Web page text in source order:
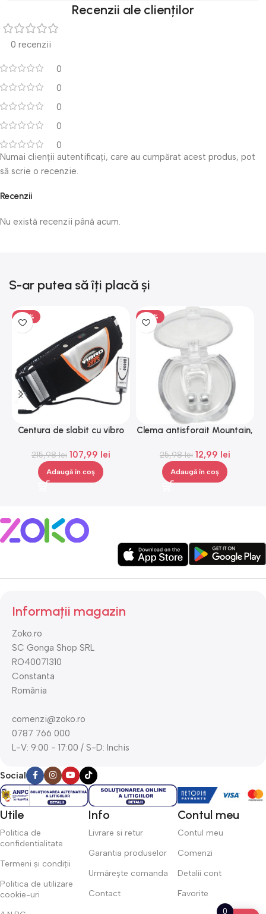
Recenzii ale clienților
0 recenzii
0
0
0
0
0
Recenzii
Nu există recenzii până acum.
Numai clienții autentificați, care au cumpărat acest produs, pot
să scrie o recenzie.
S-ar putea să îți placă și
-50%
Centura de slabit cu vibro
telecomanda, negru
215,98lei 107,99 lei
Adaugă în coș
-50%
Clema antisforait Mountain,
25,98lei 12,99 lei
Adaugă în coș
Informații magazin
Zoko.ro
SC Gonga Shop SRL
RO40071310
Constanta
România
comenzi@zoko.ro
0787 766 000
L-V: 9:00 - 17:00 / S-D: Inchis
Social
Utile
Politica de
confidentialitate
Termeni și condiții
Politica de utilizare
cookie-uri
Info
Livrare si retur
Garantia produselor
Urmărește comanda
Contact
Contul meu
Contul meu
Comenzi
Detalii cont
Favorite
0